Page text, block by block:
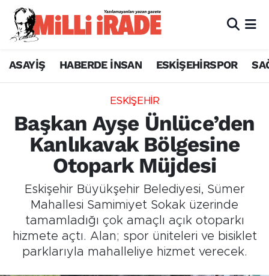
ASAYİŞ HABERDE İNSAN ESKİŞEHİRSPOR
ESKİŞEHİR
Başkan Ayşe Ünlüce’den
Kanlıkavak Bölgesine
Otopark Müjdesi
Eskişehir Büyükşehir Belediyesi, Sümer
Mahallesi Samimiyet Sokak üzerinde
tamamladığı çok amaçlı açık otoparkı
hizmete açtı. Alan; spor üniteleri ve bisiklet
parklarıyla mahalleliye hizmet verecek.